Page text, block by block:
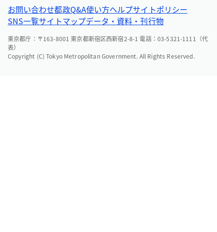
お問い合わせ都政Q&A使い方ヘルプサイトポリシー
SNS一覧サイトマップデータ・資料・刊行物
東京都庁：〒163-8001 東京都新宿区西新宿2-8-1 電話：03-5321-1111（代
表）
Copyright (C) Tokyo Metropolitan Government. All Rights Reserved.